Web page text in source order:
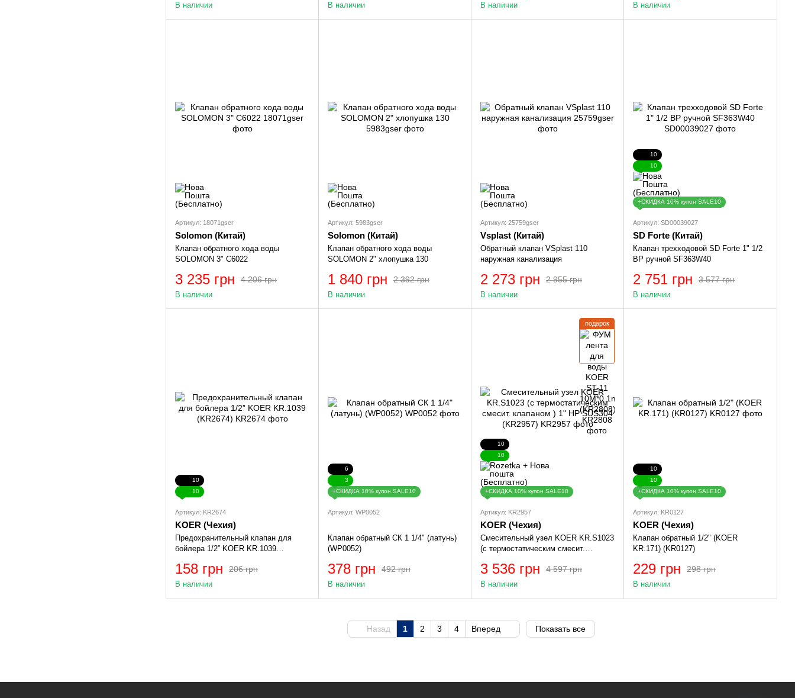
В наличии В наличии В наличии В наличии
Артикул: 18071gser
Solomon (Китай)
Клапан обратного хода воды
SOLOMON 3" C6022
4 206 грн
3 235 грн
В наличии
Артикул: 5983gser
Solomon (Китай)
Клапан обратного хода воды
SOLOMON 2" хлопушка 130
2 392 грн
1 840 грн
В наличии
Артикул: 25759gser
Vsplast (Китай)
Обратный клапан VSplast 110
наружная канализация
2 955 грн
2 273 грн
В наличии
10
10
+СКИДКА 10% купон SALE10
Артикул: SD00039027
SD Forte (Китай)
Клапан трехходовой SD Forte 1" 1/2
ВР ручной SF363W40
3 577 грн
2 751 грн
В наличии
10
10
Артикул: KR2674
KOER (Чехия)
Предохранительный клапан для
бойлера 1/2” KOER KR.1039
206 грн
158 грн
В наличии
6
3
+СКИДКА 10% купон SALE10
Артикул: WP0052
Клапан обратный СК 1 1/4" (латунь)
(WP0052)
492 грн
378 грн
В наличии
подарок
10
10
+СКИДКА 10% купон SALE10
Артикул: KR2957
KOER (Чехия)
Смесительный узел KOER KR.S1023
(с термостатическим смесит.
4 597 грн
3 536 грн
В наличии
10
10
+СКИДКА 10% купон SALE10
Артикул: KR0127
KOER (Чехия)
Клапан обратный 1/2" (KOER
KR.171) (KR0127)
298 грн
229 грн
В наличии
Назад 1 2 3 4 Вперед Показать все